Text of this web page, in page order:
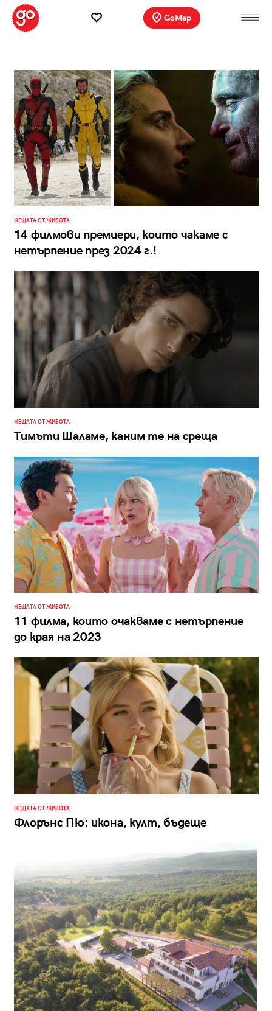
GoMap
НЕЩАТА ОТ ЖИВОТА
14 филмови премиери, които чакаме с
нетърпение през 2024 г.!
НЕЩАТА ОТ ЖИВОТА
Тимъти Шаламе, каним те на среща
НЕЩАТА ОТ ЖИВОТА
11 филма, които очакваме с нетърпение
до края на 2023
НЕЩАТА ОТ ЖИВОТА
Флорънс Пю: икона, култ, бъдеще